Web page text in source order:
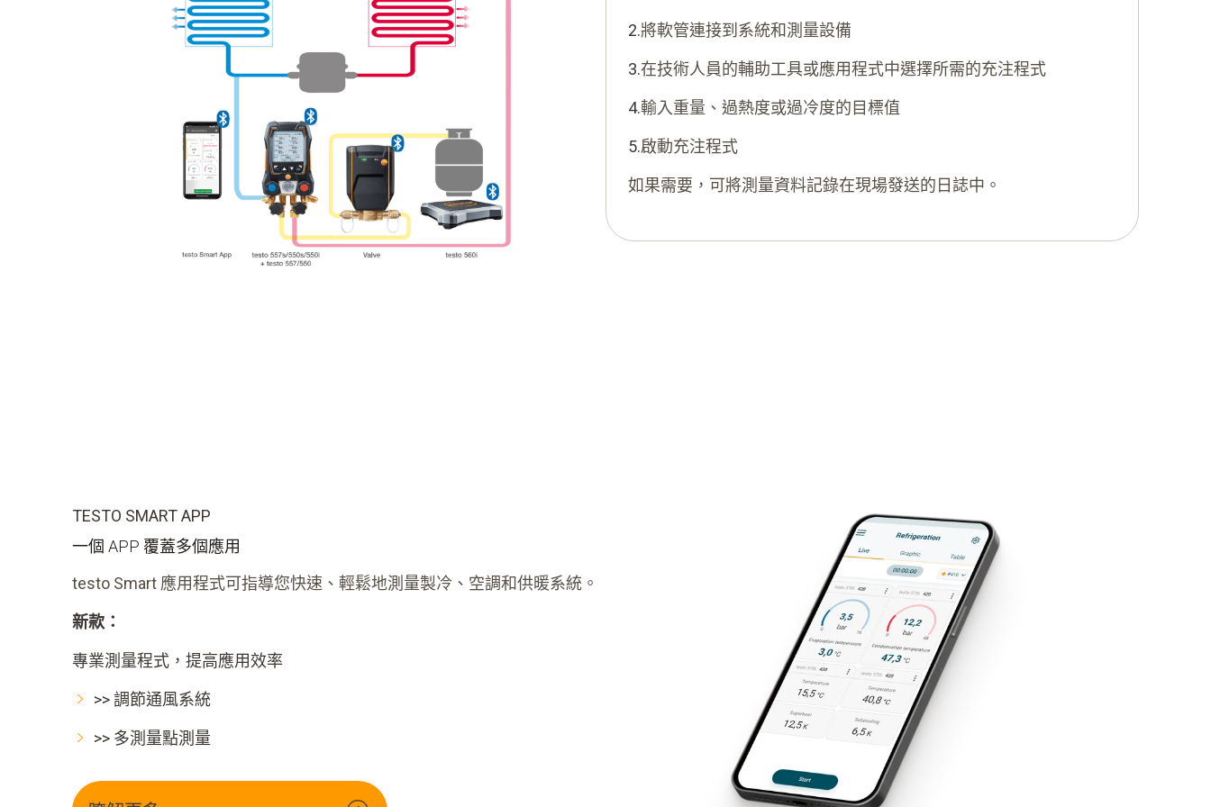
2.將軟管連接到系統和測量設備
3.在技​​術人員的輔助工具或應用程式中選擇所需的充注程式
4.輸入重量、過熱度或過冷度的目標值
5.啟動充注程式
如果需要，可將測量資料記錄在現場發送的日誌中。
TESTO SMART APP
一個 APP 覆蓋多個應用
testo Smart 應用程式可指導您快速、輕鬆地測量製冷、空調和供暖系統。
新款：
專業測量程式，提高應用效率
>> 調節通風系統
>> 多測量點測量